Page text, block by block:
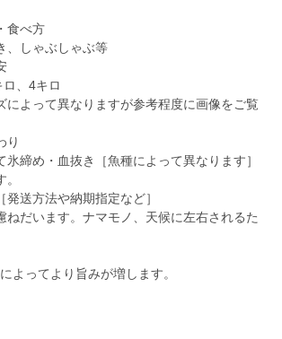
食べ方
、しゃぶしゃぶ等
、4キロ
によって異なりますが参考程度に画像をご覧
り
氷締め・血抜き［魚種によって異なります］
送方法や納期指定など］
ねだいます。ナマモノ、天候に左右されるた